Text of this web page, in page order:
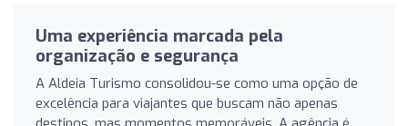
Uma experiência marcada pela
organização e segurança
A Aldeia Turismo consolidou-se como uma opção de
excelência para viajantes que buscam não apenas